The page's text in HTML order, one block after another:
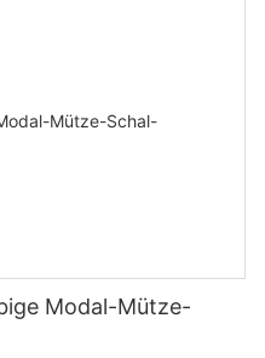
Modal-Mütze-